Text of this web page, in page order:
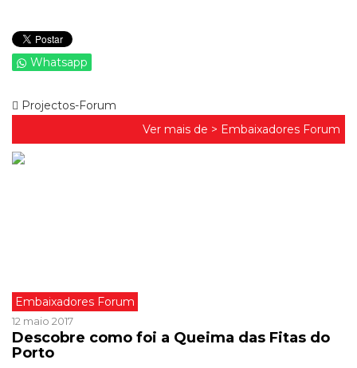
Whatsapp
Projectos-Forum
Ver mais de > Embaixadores Forum
Embaixadores Forum
12 maio 2017
Descobre como foi a Queima das Fitas do
Porto